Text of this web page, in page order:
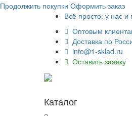
Продолжить покупки Оформить заказ
Всё просто: у нас
Оптовым
Доставка по
info@1-sklad.ru
Оставить заявку
Каталог